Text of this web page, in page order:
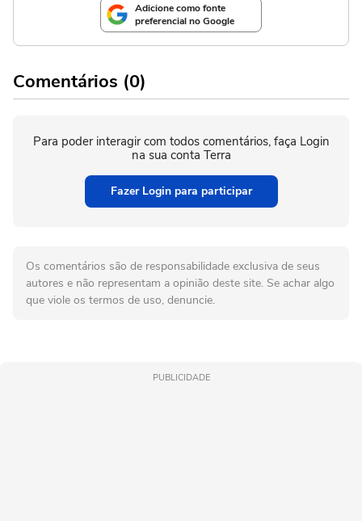
Adicione como fonte
preferencial no Google
Comentários (0)
Para poder interagir com todos comentários, faça Login
na sua conta Terra
Fazer Login para participar
Os comentários são de responsabilidade exclusiva de seus
autores e não representam a opinião deste site. Se achar algo
que viole os termos de uso, denuncie.
PUBLICIDADE